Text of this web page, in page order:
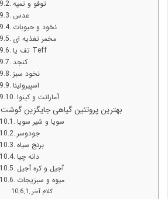
توفو و تمپه
عدس
نخود و حبوبات
مخمر تغذیه ای
تف یا Teff
کنجد
نخود سبز
اسپیرولینا
آمارانت و کینوا
بهترین پروتئین گیاهی جایگزین گوشت
سویا و شیر سویا
جودوسر
برنج سیاه
دانه چیا
آجیل و کره آجیل
میوه و سبزیجات
کلام آخر